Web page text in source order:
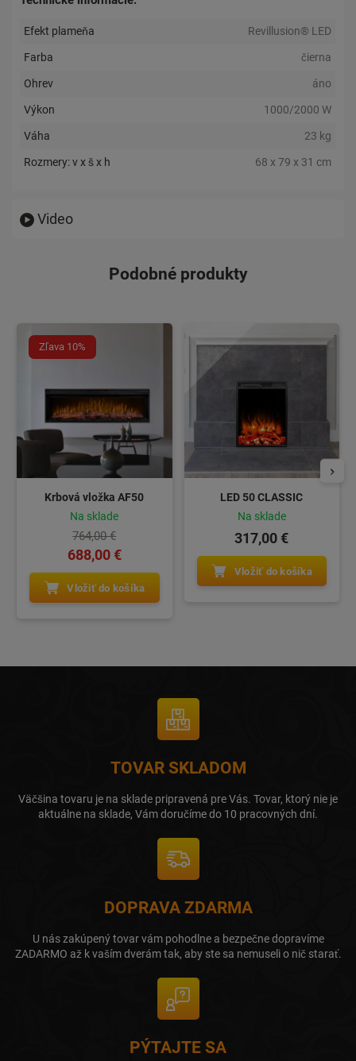
Efekt plameňa Revillusion® LED
Farba čierna
Ohrev áno
Výkon 1000/2000 W
Váha 23 kg
Rozmery: v x š x h 68 x 79 x 31 cm
Video
Podobné produkty
Zľava 10%
Krbová vložka AF50
Na sklade
764,00 €
688,00 €
Vložiť do košíka
LED 50 CLASSIC
Na sklade
317,00 €
Vložiť do košíka
TOVAR SKLADOM
Väčšina tovaru je na sklade pripravená pre Vás. Tovar, ktorý nie je
aktuálne na sklade, Vám doručíme do 10 pracovných dní.
DOPRAVA ZDARMA
U nás zakúpený tovar vám pohodlne a bezpečne dopravíme
ZADARMO až k vaším dverám tak, aby ste sa nemuseli o nič starať.
PÝTAJTE SA